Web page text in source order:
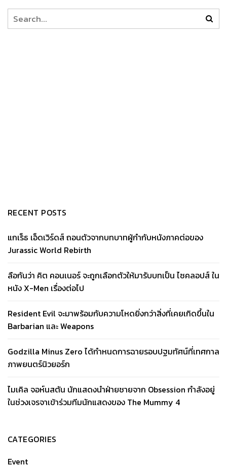
RECENT POSTS
แกเร็ธ เอ็ดเวิร์ดส์ ถอนตัวจากบทบาทผู้กำกับหนังภาคต่อของ
Jurassic World Rebirth
ลือกันว่า คิต คอนเนอร์ จะถูกเลือกตัวให้มารับบทเป็น ไซคลอปส์ ใน
หนัง X-Men เรื่องต่อไป
Resident Evil จะมาพร้อมกับความโหดยิ่งกว่าสิ่งที่เคยเกิดขึ้นใน
Barbarian และ Weapons
Godzilla Minus Zero ได้กำหนดการฉายรอบปฐมทัศน์ที่เทศกาล
ภาพยนตร์นิวยอร์ก
ไมเคิล จอห์นสตัน นักแสดงนำฝ่ายชายจาก Obsession กำลังอยู่
ในช่วงเจรจาเข้าร่วมทีมนักแสดงของ The Mummy 4
CATEGORIES
Event